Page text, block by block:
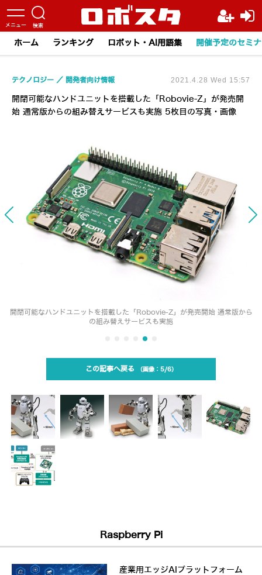
ホーム ランキング ロボット・AI用語集 開催予定のセミ
開閉可能なハンドユニットを搭載した「Robovie-Z」が発売開
始 通常版からの組み替えサービスも実施 5枚目の写真・画像
テクノロジー 開発者向け情報 2021.4.28 Wed 15:57
開閉可能なハンドユニットを搭載した「Robovie-Z」が発売開始 通常版から
の組み替えサービスも実施
この記事へ戻る 5/6
Raspberry Pi
産業用エッジAIプラットフォーム